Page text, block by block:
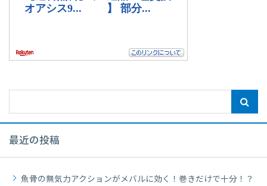
最近の投稿
魚骨の無気力アクションがメバルに効く！巻きだけで十分！？